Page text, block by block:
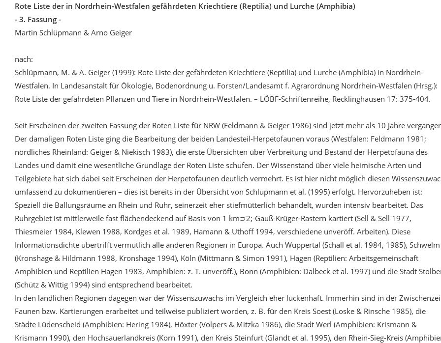
Rote Liste der in Nordrhein-Westfalen gefährdeten Kriechtiere (Reptilia) und Lurche (Amphibia)
- 3. Fassung -
Martin Schlüpmann & Arno Geiger
nach:
Schlüpmann, M. & A. Geiger (1999): Rote Liste der gefährdeten Kriechtiere (Reptilia) und Lurche (Amphibia) in Nordrhein-
Westfalen. In Landesanstalt für Ökologie, Bodenordnung u. Forsten/Landesamt f. Agrarordnung Nordrhein-Westfalen (Hrsg.):
Rote Liste der gefährdeten Pflanzen und Tiere in Nordrhein-Westfalen. – LÖBF-Schriftenreihe, Recklinghausen 17: 375-404.
Seit Erscheinen der zweiten Fassung der Roten Liste für NRW (Feldmann & Geiger 1986) sind jetzt mehr als 10 Jahre
Der damaligen Roten Liste ging die Bearbeitung der beiden Landesteil-Herpetofaunen voraus (Westfalen: Feldmann 1981;
nördliches Rheinland: Geiger & Niekisch 1983), die erste Übersichten über Verbreitung und Bestand der Herpetofauna des
Landes und damit eine wesentliche Grundlage der Roten Liste schufen. Der Wissenstand über viele heimische Arten und
Teilgebiete hat sich dabei seit Erscheinen der Herpetofaunen deutlich vermehrt. Es ist hier nicht möglich diesen
umfassend zu dokumentieren – dies ist bereits in der Übersicht von Schlüpmann et al. (1995) erfolgt. Hervorzuheben ist:
Speziell die Ballungsräume an Rhein und Ruhr, seinerzeit eher stiefmütterlich behandelt, wurden intensiv bearbeitet. Das
Ruhrgebiet ist mittlerweile fast flächendeckend auf Basis von 1 km⊃2;-Gauß-Krüger-Rastern kartiert (Sell & Sell 1977,
Thiesmeier 1984, Klewen 1988, Kordges et al. 1989, Hamann & Uthoff 1994, verschiedene unveröff. Arbeiten). Diese
Informationsdichte übertrifft vermutlich alle anderen Regionen in Europa. Auch Wuppertal (Schall et al. 1984, 1985), Schwelm
(Kronshage & Hildmann 1988, Kronshage 1994), Köln (Mittmann & Simon 1991), Hagen (Reptilien: Arbeitsgemeinschaft
Amphibien und Reptilien Hagen 1983, Amphibien: z. T. unveröff.), Bonn (Amphibien: Dalbeck et al. 1997) und die Stadt
(Schütz & Wittig 1994) sind entsprechend bearbeitet.
In den ländlichen Regionen dagegen war der Wissenszuwachs im Vergleich eher lückenhaft. Immerhin sind in der
Faunen bzw. Kartierungen erarbeitet und teilweise publiziert worden, z. B. für den Kreis Soest (Loske & Rinsche 1985), die
Städte Lüdenscheid (Amphibien: Hering 1984), Höxter (Volpers & Mitzka 1986), die Stadt Werl (Amphibien: Krismann &
Krismann 1990), den Hochsauerlandkreis (Korn 1991), den Kreis Steinfurt (Glandt et al. 1995), den Rhein-Sieg-Kreis